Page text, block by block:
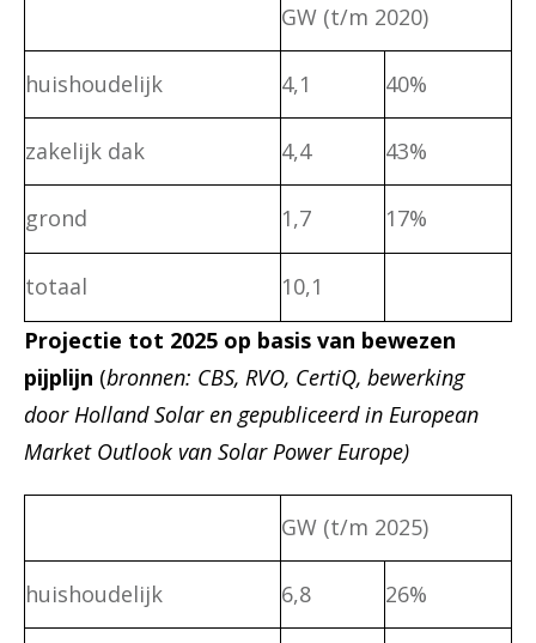
GW (t/m 2020)
huishoudelijk 4,1 40%
zakelijk dak 4,4 43%
grond 1,7 17%
totaal
10,1
Projectie tot 2025 op basis van bewezen
pijplijn (bronnen: CBS, RVO, CertiQ, bewerking
door Holland Solar en gepubliceerd in European
Market Outlook van Solar Power Europe)
GW (t/m 2025)
huishoudelijk 6,8 26%